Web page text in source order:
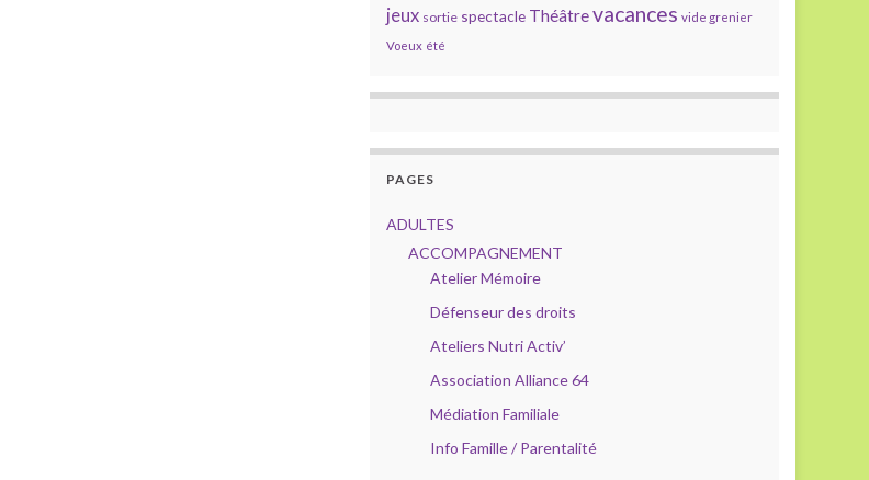
jeux sortie spectacle Théâtrevacances vide grenier
Voeux été
PAGES
ADULTES
ACCOMPAGNEMENT
Atelier Mémoire
Défenseur des droits
Ateliers Nutri Activ’
Association Alliance 64
Médiation Familiale
Info Famille / Parentalité